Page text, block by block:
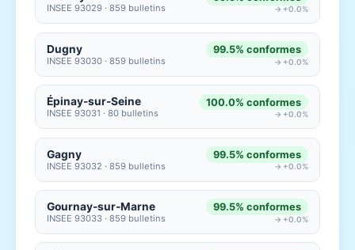
INSEE 93029 · 859 bulletins → +0.0%
Dugny
INSEE 93030 · 859 bulletins
99.5% conformes
→ +0.0%
Épinay-sur-Seine
INSEE 93031 · 80 bulletins
100.0% conformes
→ +0.0%
Gagny
INSEE 93032 · 859 bulletins
99.5% conformes
→ +0.0%
Gournay-sur-Marne
INSEE 93033 · 859 bulletins
99.5% conformes
→ +0.0%